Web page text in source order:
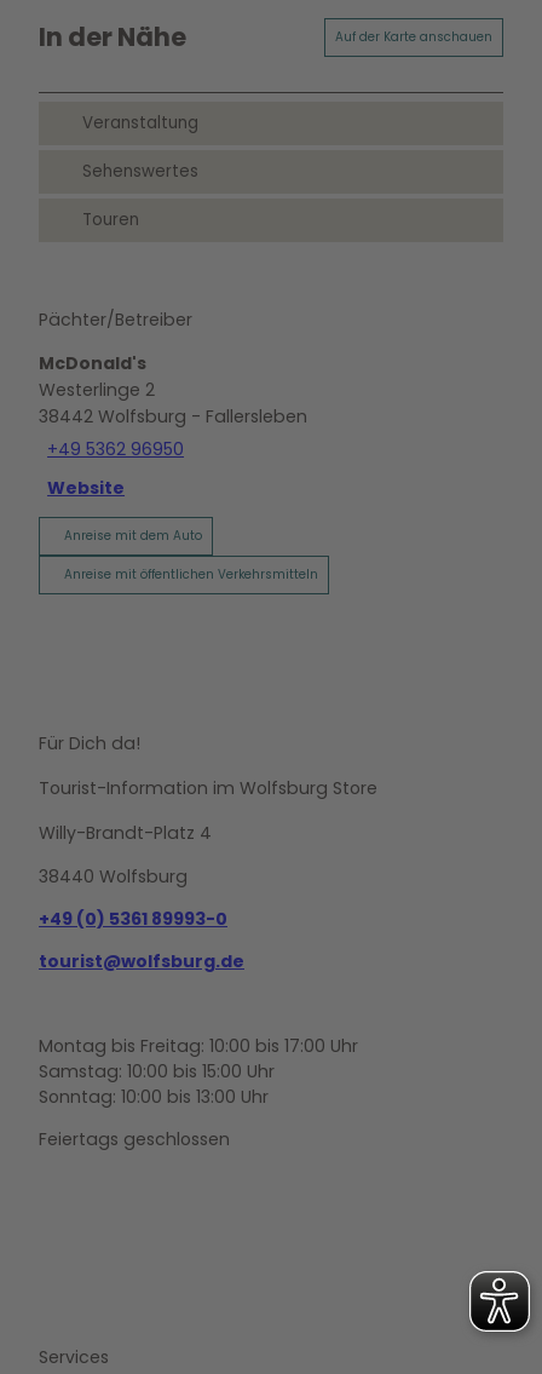
In der Nähe Auf der Karte anschauen
Veranstaltung
Sehenswertes
Touren
Pächter/Betreiber
McDonald's
Westerlinge 2
38442 Wolfsburg - Fallersleben
+49 5362 96950
Website
Anreise mit dem Auto
Anreise mit öffentlichen Verkehrsmitteln
Für Dich da!
Tourist-Information im Wolfsburg Store
Willy-Brandt-Platz 4
38440 Wolfsburg
+49 (0) 5361 89993-0
tourist@wolfsburg.de
Montag bis Freitag: 10:00 bis 17:00 Uhr
Samstag: 10:00 bis 15:00 Uhr
Sonntag: 10:00 bis 13:00 Uhr
Feiertags geschlossen
o e
Services